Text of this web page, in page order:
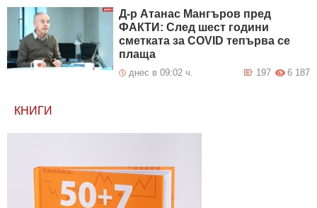
Д-р Атанас Мангъров пред
ФАКТИ: След шест години
сметката за COVID тепърва се
плаща
днес в 09:02 ч. 6 187
197
КНИГИ